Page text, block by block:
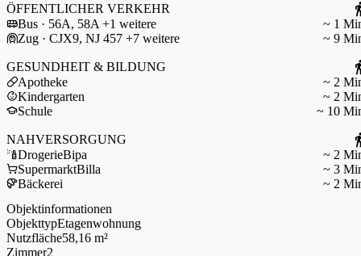
ÖFFENTLICHER VERKEHR
Bus · 56A, 58A +1 weitere
~ 1
Zug · CJX9, NJ 457 +7 weitere
~ 9
GESUNDHEIT & BILDUNG
Apotheke
~ 2
Kindergarten
~ 2
Schule
~ 10
NAHVERSORGUNG
DrogerieBipa
~ 2
SupermarktBilla
~ 3
Bäckerei
~ 2
Objektinformationen
ObjekttypEtagenwohnung
Nutzfläche58,16 m²
Zimmer2